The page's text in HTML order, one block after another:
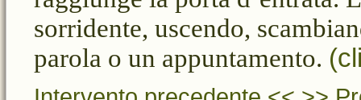
sorridente, uscendo,
parola o un appuntamento.